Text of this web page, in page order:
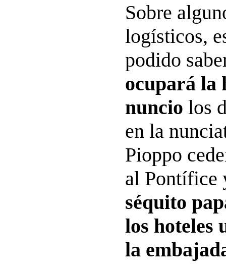
Sobre
logísticos,
podido
ocupará la
nuncio los
en la
Pioppo
al
séquito
los hoteles
la